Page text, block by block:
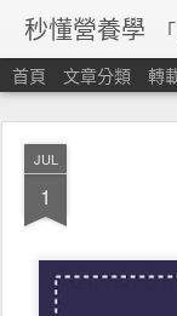
秒懂營養學
首頁 文章分類 轉
JUL
1